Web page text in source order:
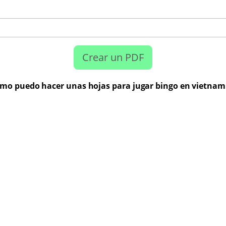
Crear un PDF
puedo hacer unas hojas para jugar bingo en